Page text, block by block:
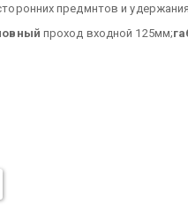
предмнтов и
проход входной 125мм;